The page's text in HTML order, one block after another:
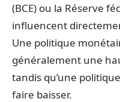
(BCE) ou la Réserve
influencent
Une politique
généralement une
tandis qu’une
faire baisser.